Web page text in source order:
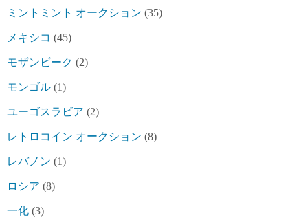
ミントミント オークション (35)
メキシコ (45)
モザンビーク (2)
モンゴル (1)
ユーゴスラビア (2)
レトロコイン オークション (8)
レバノン (1)
ロシア (8)
一化 (3)